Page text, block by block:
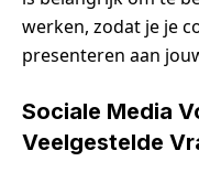
werken, zodat je je
presenteren aan
Sociale Media
Veelgestelde